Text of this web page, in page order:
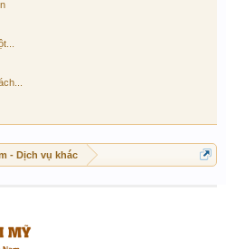
- Dịch vụ khác